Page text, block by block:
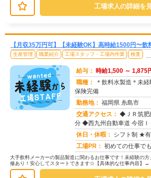
工場求人の詳細を
【月収35万円可】【未経験OK】高時給1500円〜飲
生産管理 職業紹介 工場スタッフ・工場内作業 検査
給与： 時給1,500 ～ 1,875
職種：
＊飲料水製造＊未
保険完備
勤務地： 福岡県 糸島市
交通アクセス： ◆ＪＲ筑肥
分 ◆西九州自動車道 今宿Ｉ
休日・休暇： シフト制 ★有給休暇あり ★
工場PR： 初めての仕事でも安心！株式会社京栄センターで新しい一
大手飲料メーカーの製品製造に関わるお仕事です！未経験の
修あり！安心してスタートできます☆【具体的な仕事内容】→
を使って原材料の搬入からスタート！...